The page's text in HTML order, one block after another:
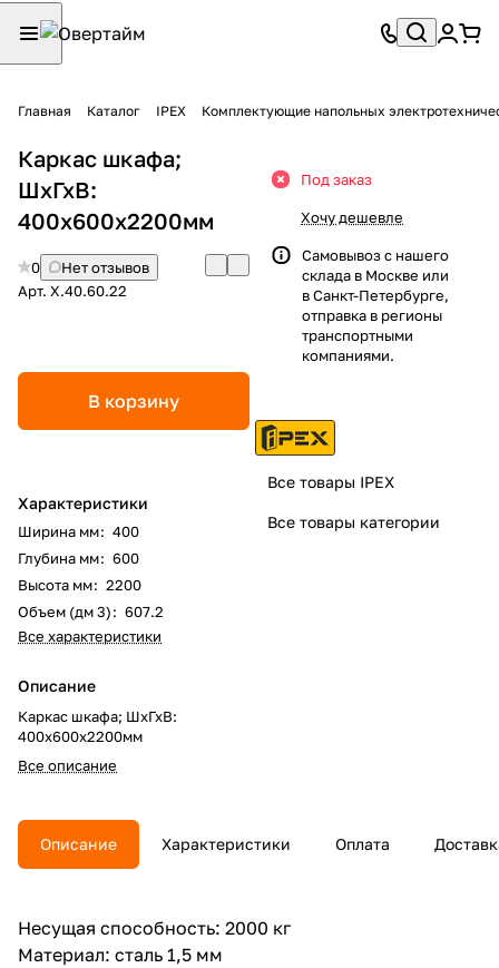
Главная Каталог IPEX Комплектующие напольных
Каркас шкафа;
ШхГхВ:
400x600х2200мм
0
Нет отзывов
Арт. X.40.60.22
В корзину
Характеристики
Ширина мм: 400
Глубина мм: 600
Высота мм: 2200
Объем (дм 3): 607.2
Все характеристики
Описание
Каркас шкафа; ШхГхВ:
400x600х2200мм
Все описание
Под заказ
Хочу дешевле
Самовывоз с нашего
склада в Москве или
в Санкт-Петербурге,
отправка в регионы
транспортными
компаниями.
Все товары IPEX
Все товары категории
Описание Характеристики Оплата
Несущая способность: 2000 кг
Материал: сталь 1,5 мм